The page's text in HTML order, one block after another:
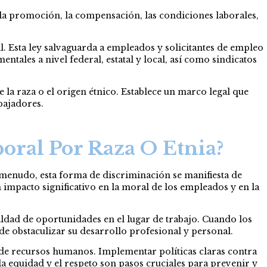
promoción, la compensación, las condiciones laborales,
ley salvaguarda a empleados y solicitantes de empleo
a nivel federal, estatal y local, así como sindicatos
raza o el origen étnico. Establece un marco legal que
Por Raza O Etnia?
esta forma de discriminación se manifiesta de
significativo en la moral de los empleados y en la
de oportunidades en el lugar de trabajo. Cuando los
obstaculizar su desarrollo profesional y personal.
recursos humanos. Implementar políticas claras contra
y el respeto son pasos cruciales para prevenir y